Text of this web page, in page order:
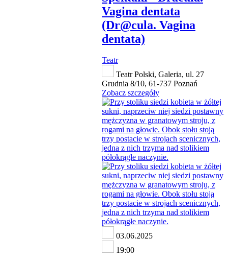
Vagina dentata
(Dr@cula. Vagina
dentata)
Teatr
Teatr Polski, Galeria, ul. 27
Grudnia 8/10, 61-737 Poznań
Zobacz szczegóły
03.06.2025
19:00